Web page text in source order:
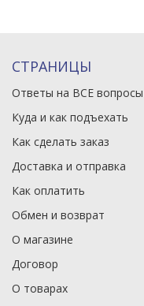
СТРАНИЦЫ
Ответы на ВСЕ вопросы
Куда и как подъехать
Как сделать заказ
Доставка и отправка
Как оплатить
Обмен и возврат
О магазине
Договор
О товарах